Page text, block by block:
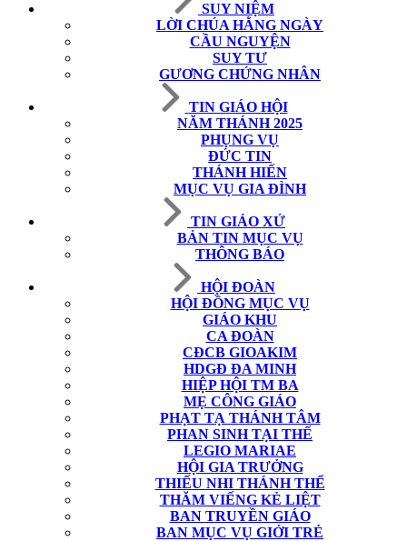
SUY NIỆM
LỜI CHÚA HẰNG NGÀY
CẦU NGUYỆN
SUY TƯ
GƯƠNG CHỨNG NHÂN
TIN GIÁO HỘI
NĂM THÁNH 2025
PHỤNG VỤ
ĐỨC TIN
THÁNH HIẾN
MỤC VỤ GIA ĐÌNH
TIN GIÁO XỨ
BẢN TIN MỤC VỤ
THÔNG BÁO
HỘI ĐOÀN
HỘI ĐỒNG MỤC VỤ
GIÁO KHU
CA ĐOÀN
CĐCB GIOAKIM
HDGĐ ĐA MINH
HIỆP HỘI TM BA
MẸ CÔNG GIÁO
PHẠT TẠ THÁNH TÂM
PHAN SINH TẠI THẾ
LEGIO MARIAE
HỘI GIA TRƯỞNG
THIẾU NHI THÁNH THỂ
THĂM VIẾNG KẺ LIỆT
BAN TRUYỀN GIÁO
BAN MỤC VỤ GIỚI TRẺ